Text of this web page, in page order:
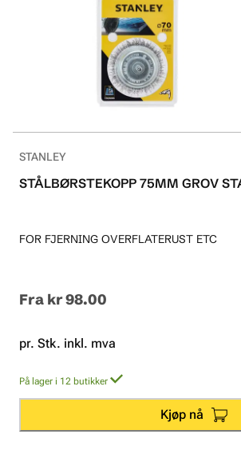
STANLEY
STÅLBØRSTEKOPP 75MM GROV
FOR FJERNING OVERFLATERUST ETC
Fra kr 98.00
pr. Stk. inkl. mva
På lager i 12 butikker
Kjøp nå